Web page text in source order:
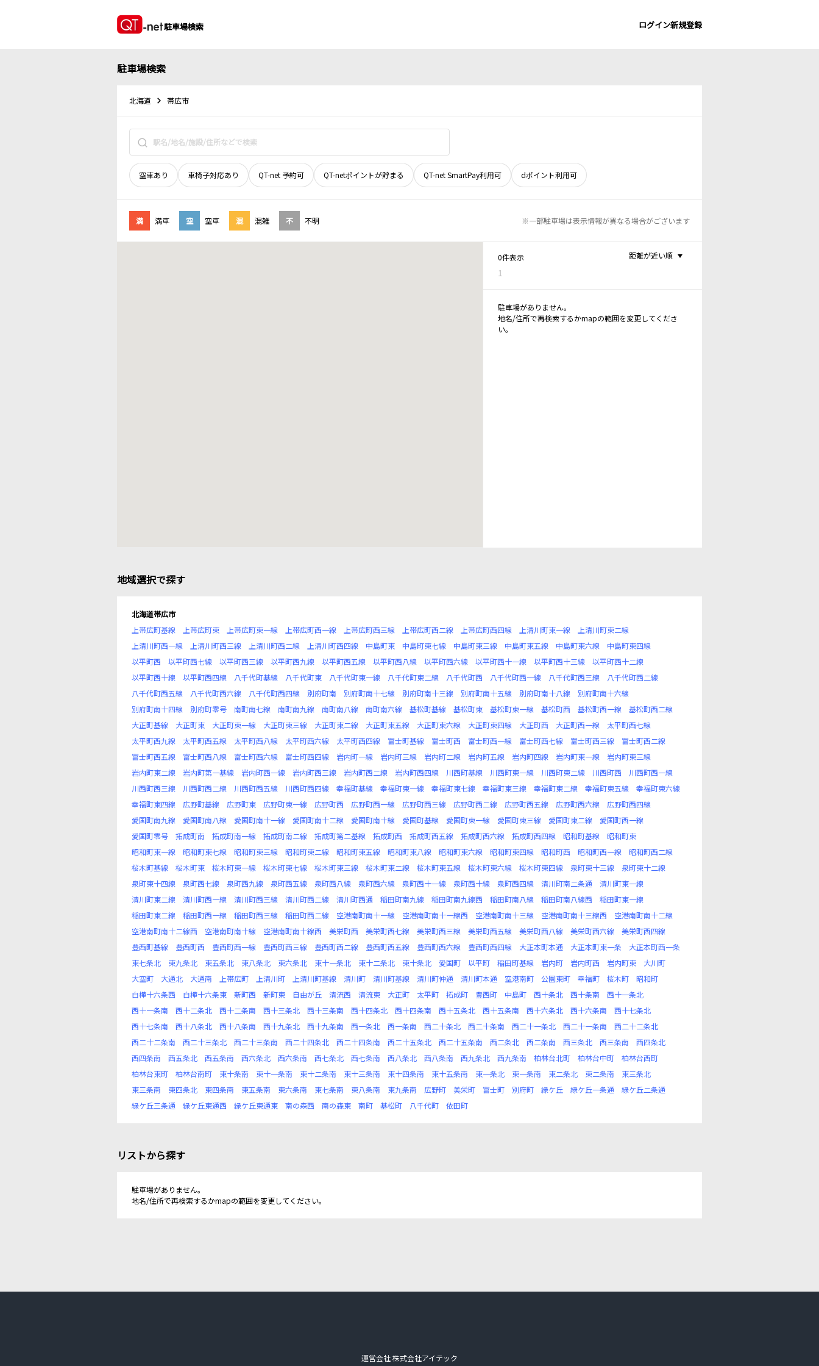
駐車場検索 ログイン新規登録
駐車場検索
北海道 帯広市
空車あり 車椅子対応あり QT-net 予約可 QT-netポイントが貯まる QT-net SmartPay利用可 dポイント利用可
満 満車 空 空車 混 混雑 不 不明 ※一部駐車場は表示情報が異なる場合がございます
0件表示
1
距離が近い順
駐車場がありません。
地名/住所で再検索するかmapの範囲を変更してくださ
い。
地域選択で探す
北海道帯広市
上帯広町基線
上帯広町東 上帯広町東一線 上帯広町西一線 上帯広町西三線 上帯広町西二線 上帯広町西四線 上清川町東一線
上清川町東二線
上清川町西一線
上清川町西三線 上清川町西二線 上清川町西四線 中島町東 中島町東七線 中島町東三線 中島町東五線 中島町東六線
中島町東四線
以平町西
以平町西七線 以平町西三線 以平町西九線 以平町西五線 以平町西八線 以平町西六線 以平町西十一線 以平町西十三線
以平町西十二線
以平町西十線
以平町西四線 八千代町基線 八千代町東 八千代町東一線 八千代町東二線 八千代町西 八千代町西一線 八千代町西三線
八千代町西二線
八千代町西五線
八千代町西六線 八千代町西四線 別府町南 別府町南十七線 別府町南十三線 別府町南十五線 別府町南十八線
別府町南十六線
別府町南十四線
別府町零号 南町南七線 南町南九線 南町南八線 南町南六線 基松町基線 基松町東 基松町東一線 基松町西 基松町西一線
基松町西二線
大正町基線
大正町東 大正町東一線 大正町東三線 大正町東二線 大正町東五線 大正町東六線 大正町東四線 大正町西 大正町西一線
太平町西七線
太平町西九線
太平町西五線 太平町西八線 太平町西六線 太平町西四線 富士町基線 富士町西 富士町西一線 富士町西七線 富士町西三線
富士町西二線
富士町西五線
富士町西八線 富士町西六線 富士町西四線 岩内町一線 岩内町三線 岩内町二線 岩内町五線 岩内町四線 岩内町東一線
岩内町東三線
岩内町東二線
岩内町第一基線 岩内町西一線 岩内町西三線 岩内町西二線 岩内町西四線 川西町基線 川西町東一線 川西町東二線 川西町西
川西町西一線
川西町西三線
川西町西二線 川西町西五線 川西町西四線 幸福町基線 幸福町東一線 幸福町東七線 幸福町東三線 幸福町東二線 幸福町東五線
幸福町東六線
幸福町東四線
広野町基線 広野町東 広野町東一線 広野町西 広野町西一線 広野町西三線 広野町西二線 広野町西五線 広野町西六線
広野町西四線
愛国町南九線
愛国町南八線 愛国町南十一線 愛国町南十二線 愛国町南十線 愛国町基線 愛国町東一線 愛国町東三線 愛国町東二線
愛国町西一線
愛国町零号
拓成町南 拓成町南一線 拓成町南二線 拓成町第二基線 拓成町西 拓成町西五線 拓成町西六線 拓成町西四線 昭和町基線
昭和町東
昭和町東一線
昭和町東七線 昭和町東三線 昭和町東二線 昭和町東五線 昭和町東八線 昭和町東六線 昭和町東四線 昭和町西 昭和町西一線
昭和町西二線
桜木町基線
桜木町東 桜木町東一線 桜木町東七線 桜木町東三線 桜木町東二線 桜木町東五線 桜木町東六線 桜木町東四線 泉町東十三線
泉町東十二線
泉町東十四線
泉町西七線 泉町西九線 泉町西五線 泉町西八線 泉町西六線 泉町西十一線 泉町西十線 泉町西四線 清川町南二条通
清川町東一線
清川町東二線
清川町西一線 清川町西三線 清川町西二線 清川町西通 稲田町南九線 稲田町南九線西 稲田町南八線 稲田町南八線西
稲田町東一線
稲田町東二線
稲田町西一線 稲田町西三線 稲田町西二線 空港南町南十一線 空港南町南十一線西 空港南町南十三線 空港南町南十三線西
空港南町南十二線
空港南町南十二線西
空港南町南十線 空港南町南十線西 美栄町西 美栄町西七線 美栄町西三線 美栄町西五線 美栄町西八線 美栄町西六線
美栄町西四線
豊西町基線
豊西町西 豊西町西一線 豊西町西三線 豊西町西二線 豊西町西五線 豊西町西六線 豊西町西四線 大正本町本通 大正本町東一条
大正本町西一条
東七条北
東九条北 東五条北 東八条北 東六条北 東十一条北 東十二条北 東十条北 愛国町 以平町 稲田町基線 岩内町 岩内町西 岩内町東
大川町
大空町
大通北 大通南 上帯広町 上清川町 上清川町基線 清川町 清川町基線 清川町仲通 清川町本通 空港南町 公園東町 幸福町 桜木町
昭和町
白樺十六条西
白樺十六条東 新町西 新町東 自由が丘 清流西 清流東 大正町 太平町 拓成町 豊西町 中島町 西十条北 西十条南
西十一条北
西十一条南
西十二条北 西十二条南 西十三条北 西十三条南 西十四条北 西十四条南 西十五条北 西十五条南 西十六条北 西十六条南
西十七条北
西十七条南
西十八条北 西十八条南 西十九条北 西十九条南 西一条北 西一条南 西二十条北 西二十条南 西二十一条北 西二十一条南
西二十二条北
西二十二条南
西二十三条北 西二十三条南 西二十四条北 西二十四条南 西二十五条北 西二十五条南 西二条北 西二条南 西三条北 西三条南
西四条北
西四条南
西五条北 西五条南 西六条北 西六条南 西七条北 西七条南 西八条北 西八条南 西九条北 西九条南 柏林台北町 柏林台中町
柏林台西町
柏林台東町
柏林台南町 東十条南 東十一条南 東十二条南 東十三条南 東十四条南 東十五条南 東一条北 東一条南 東二条北 東二条南
東三条北
東三条南
東四条北 東四条南 東五条南 東六条南 東七条南 東八条南 東九条南 広野町 美栄町 富士町 別府町 緑ケ丘 緑ケ丘一条通
緑ケ丘二条通
緑ケ丘三条通
緑ケ丘東通西 緑ケ丘東通東 南の森西 南の森東 南町 基松町 八千代町 依田町
リストから探す
駐車場がありません。
地名/住所で再検索するかmapの範囲を変更してください。
運営会社 株式会社アイテック